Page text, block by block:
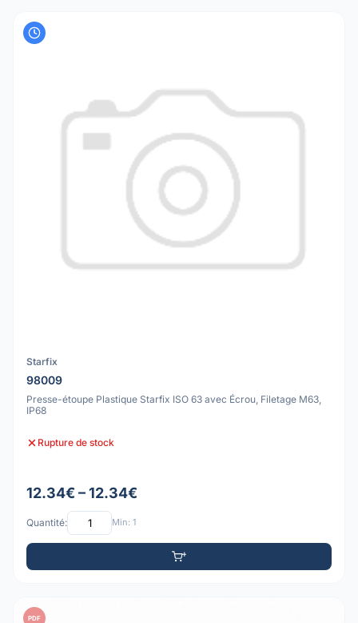
Starfix
98009
Presse-étoupe Plastique Starfix ISO 63 avec Écrou, Filetage M63,
IP68
Rupture de stock
12.34€ – 12.34€
Quantité: Min: 1
PDF